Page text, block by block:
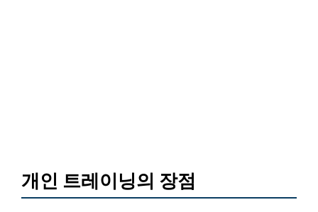
개인 트레이닝의 장점